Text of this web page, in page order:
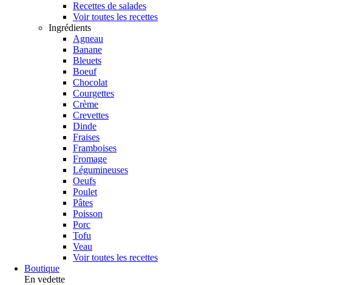
Recettes de salades
Voir toutes les recettes
Ingrédients
Agneau
Banane
Bleuets
Boeuf
Chocolat
Courgettes
Crème
Crevettes
Dinde
Fraises
Framboises
Fromage
Légumineuses
Oeufs
Poulet
Pâtes
Poisson
Porc
Tofu
Veau
Voir toutes les recettes
Boutique
En vedette